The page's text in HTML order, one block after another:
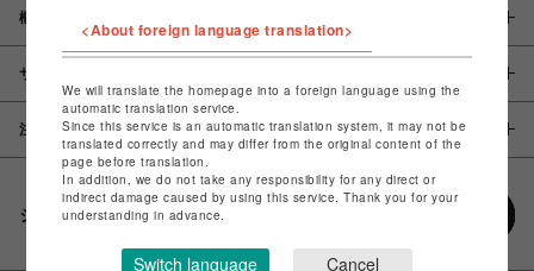
概要
サイズ
注意事項
シェアする
<About foreign language translation>
We will translate the homepage into a foreign language using the
automatic translation service.
Since this service is an automatic translation system, it may not be
translated correctly and may differ from the original content of the
page before translation.
In addition, we do not take any responsibility for any direct or
indirect damage caused by using this service. Thank you for your
understanding in advance.
Switch language Cancel